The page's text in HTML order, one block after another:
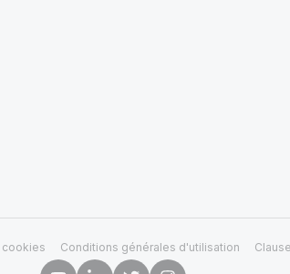
cookies Conditions générales d'utilisation